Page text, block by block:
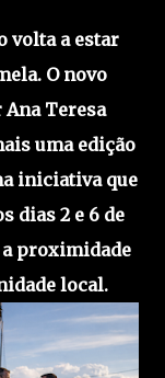
volta a estar
O novo
Teresa
uma edição
iniciativa que
dias 2 e 6 de
proximidade
local.